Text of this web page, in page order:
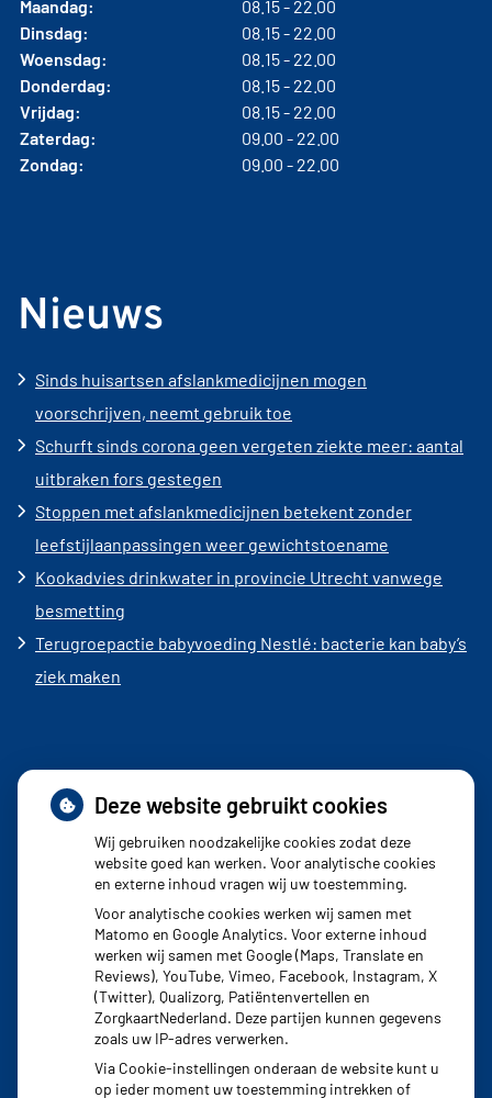
Maandag:
08.15 - 22.00
Dinsdag:
08.15 - 22.00
Woensdag:
08.15 - 22.00
Donderdag:
08.15 - 22.00
Vrijdag:
08.15 - 22.00
Zaterdag:
09.00 - 22.00
Zondag:
09.00 - 22.00
Nieuws
Sinds huisartsen afslankmedicijnen mogen
voorschrijven, neemt gebruik toe
Schurft sinds corona geen vergeten ziekte meer: aantal
uitbraken fors gestegen
Stoppen met afslankmedicijnen betekent zonder
leefstijlaanpassingen weer gewichtstoename
Kookadvies drinkwater in provincie Utrecht vanwege
besmetting
Terugroepactie babyvoeding Nestlé: bacterie kan baby’s
ziek maken
Adresgegevens
Burgemeester Banninglaan 3
2262 BA Leidschendam
070 - 444 04 44
Fax: 070 - 317 70 77
Deze website gebruikt cookies
Wij gebruiken noodzakelijke cookies zodat deze
website goed kan werken. Voor analytische cookies
en externe inhoud vragen wij uw toestemming.
Voor analytische cookies werken wij samen met
Matomo en Google Analytics. Voor externe inhoud
werken wij samen met Google (Maps, Translate en
Reviews), YouTube, Vimeo, Facebook, Instagram, X
(Twitter), Qualizorg, Patiëntenvertellen en
ZorgkaartNederland. Deze partijen kunnen gegevens
zoals uw IP-adres verwerken.
Via Cookie-instellingen onderaan de website kunt u
op ieder moment uw toestemming intrekken of